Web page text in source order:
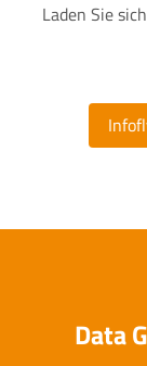
Laden Sie
Data